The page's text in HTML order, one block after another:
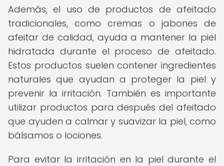
Además, el uso de productos de afeitado
tradicionales, como cremas o jabones de
afeitar de calidad, ayuda a mantener la piel
hidratada durante el proceso de afeitado.
Estos productos suelen contener ingredientes
naturales que ayudan a proteger la piel y
prevenir la irritación. También es importante
utilizar productos para después del afeitado
que ayuden a calmar y suavizar la piel, como
bálsamos o lociones.
Para evitar la irritación en la piel durante el